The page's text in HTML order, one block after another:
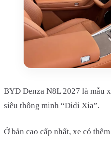
BYD Denza N8L 2027 là mẫu
siêu thông minh “Didi Xia”.
Ở bản cao cấp nhất, xe có